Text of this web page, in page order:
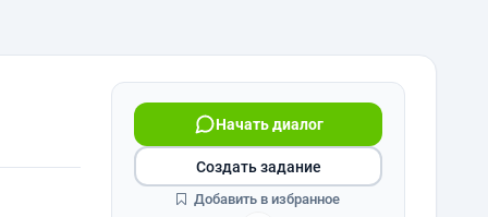
Начать диалог
Создать задание
Добавить в избранное